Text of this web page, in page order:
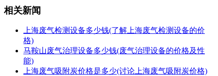
相关新闻
上海废气检测设备多少钱(了解上海废气检测设备的价
格)
马鞍山废气治理设备多少钱(废气治理设备的价格及性
能)
上海废气吸附炭价格是多少(讨论上海废气吸附炭价格)